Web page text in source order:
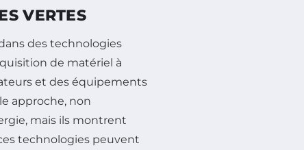
VERTES
des technologies
de matériel à
et des équipements
approche, non
mais ils montrent
technologies peuvent